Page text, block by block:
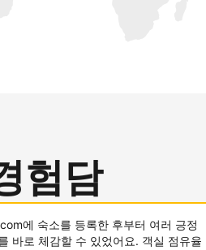
험담
에 숙소를 등록한 후부터 여러 긍정
바로 체감할 수 있었어요. 객실 점유율